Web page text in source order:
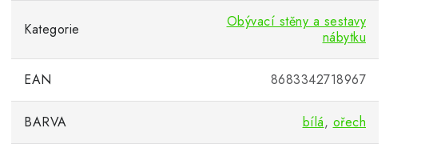
Kategorie
Obývací stěny a sestavy
nábytku
EAN 8683342718967
BARVA bílá, ořech